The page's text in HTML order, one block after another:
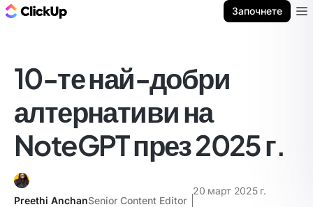
Започнете
10-те най-добри
алтернативи на
NoteGPT през 2025 г.
Preethi AnchanSenior Content Editor
20 март 2025 г.